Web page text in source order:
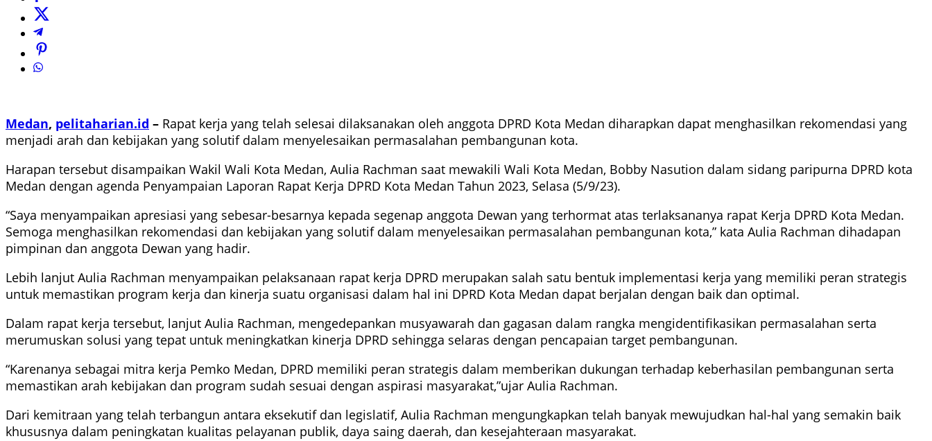
Medan, pelitaharian.id – Rapat kerja yang telah selesai dilaksanakan oleh anggota DPRD Kota Medan diharapkan dapat menghasilkan rekomendasi yang
menjadi arah dan kebijakan yang solutif dalam menyelesaikan permasalahan pembangunan kota.
Harapan tersebut disampaikan Wakil Wali Kota Medan, Aulia Rachman saat mewakili Wali Kota Medan, Bobby Nasution dalam sidang paripurna DPRD kota
Medan dengan agenda Penyampaian Laporan Rapat Kerja DPRD Kota Medan Tahun 2023, Selasa (5/9/23).
“Saya menyampaikan apresiasi yang sebesar-besarnya kepada segenap anggota Dewan yang terhormat atas terlaksananya rapat Kerja DPRD Kota Medan.
Semoga menghasilkan rekomendasi dan kebijakan yang solutif dalam menyelesaikan permasalahan pembangunan kota,” kata Aulia Rachman dihadapan
pimpinan dan anggota Dewan yang hadir.
Lebih lanjut Aulia Rachman menyampaikan pelaksanaan rapat kerja DPRD merupakan salah satu bentuk implementasi kerja yang memiliki peran strategis
untuk memastikan program kerja dan kinerja suatu organisasi dalam hal ini DPRD Kota Medan dapat berjalan dengan baik dan optimal.
Dalam rapat kerja tersebut, lanjut Aulia Rachman, mengedepankan musyawarah dan gagasan dalam rangka mengidentifikasikan permasalahan serta
merumuskan solusi yang tepat untuk meningkatkan kinerja DPRD sehingga selaras dengan pencapaian target pembangunan.
“Karenanya sebagai mitra kerja Pemko Medan, DPRD memiliki peran strategis dalam memberikan dukungan terhadap keberhasilan pembangunan serta
memastikan arah kebijakan dan program sudah sesuai dengan aspirasi masyarakat,”ujar Aulia Rachman.
Dari kemitraan yang telah terbangun antara eksekutif dan legislatif, Aulia Rachman mengungkapkan telah banyak mewujudkan hal-hal yang semakin baik
khususnya dalam peningkatan kualitas pelayanan publik, daya saing daerah, dan kesejahteraan masyarakat.